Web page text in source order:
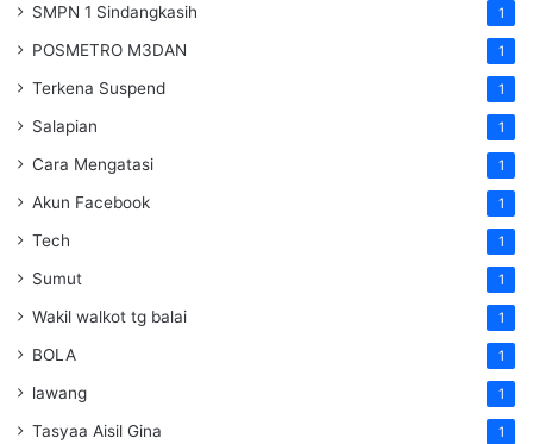
SMPN 1 Sindangkasih 1
POSMETRO M3DAN 1
Terkena Suspend 1
Salapian 1
Cara Mengatasi 1
Akun Facebook 1
Tech 1
Sumut 1
Wakil walkot tg balai 1
BOLA 1
lawang 1
Tasyaa Aisil Gina 1